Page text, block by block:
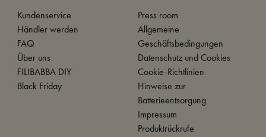
Kundenservice
Händler werden
FAQ
Über uns
FILIBABBA DIY
Black Friday
Press room
Allgemeine
Geschäftsbedingungen
Datenschutz und Cookies
Cookie-Richtlinien
Hinweise zur
Batterieentsorgung
Impressum
Produktrückrufe